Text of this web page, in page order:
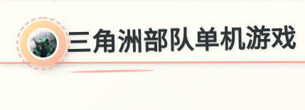
三角洲部队单机游戏